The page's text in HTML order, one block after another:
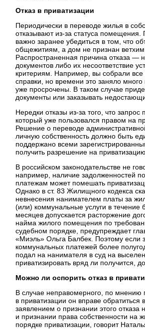
Отказ в приватизации
Периодически в переводе жилья в
отказывают из-за статуса помещения.
важно заранее убедиться в том, что
общежитиям, а дом не признан
Распространенная причина отказа —
документов либо их несоответствие
критериям. Например, вы собрали
справки, но времени это заняло
уже просрочены. В таком случае
документы или заказывать
Нередки отказы из-за того, что запрос
который уже пользовался правом на
Решение о переводе
личную собственность должно быть
поддержано всеми
получить разрешение на
В российском законодательстве не
например, наличие задолженностей
платежам может помешать
Однако в ст. 83 Жилищного кодекса
невнесения нанимателем платы за
(или) коммунальные услуги в течение
месяцев допускается расторжение
найма жилого помещения по
судебном порядке, предупреждает
«Миэль» Ольга Балбек. Поэтому если
коммунальных платежей более
подал на нанимателя в суд на
приватизировать вряд ли получится,
Можно ли оспорить отказ в
В случае неправомерного, по мнению
в приватизации он вправе обратиться
заявлением о признании этого отказа
и признании права собственности на
порядке приватизации, говорит